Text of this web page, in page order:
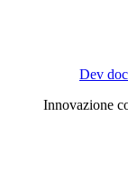
Dev
Innovazione